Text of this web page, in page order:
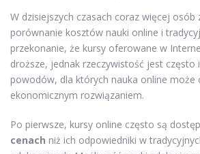
W dzisiejszych czasach coraz więcej osób
porównanie kosztów nauki online i
przekonanie, że kursy oferowane w
droższe, jednak rzeczywistość jest często
powodów, dla których nauka online może
ekonomicznym rozwiązaniem.
Po pierwsze, kursy online często są
cenach niż ich odpowiedniki w